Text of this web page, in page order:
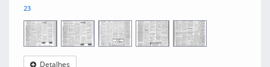
23
Detalhes